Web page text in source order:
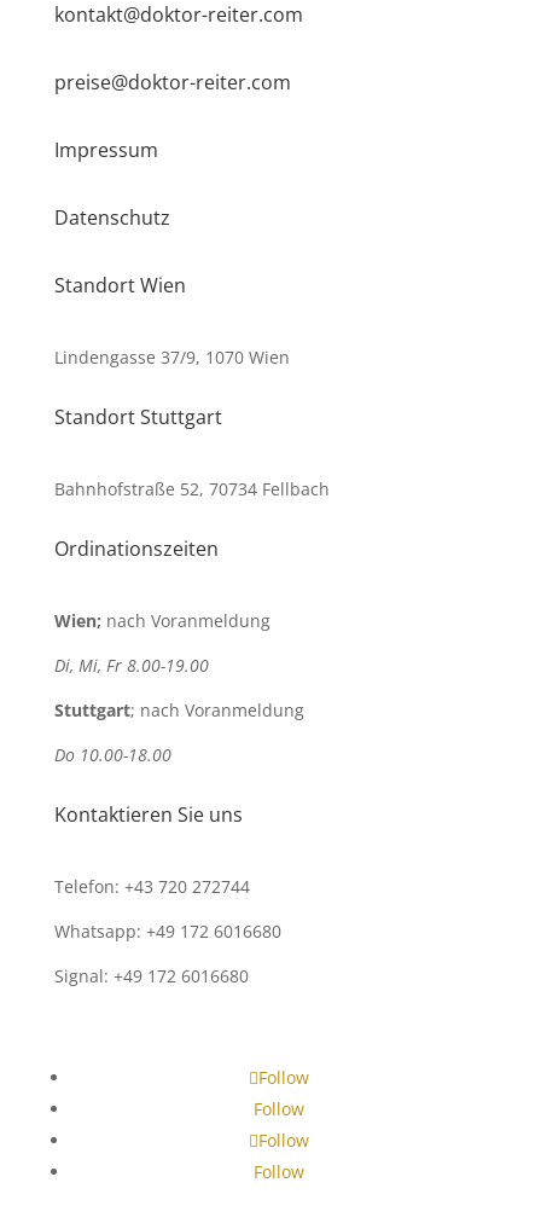
kontakt@doktor-reiter.com
preise@doktor-reiter.com
Impressum
Datenschutz
Standort Wien
Lindengasse 37/9, 1070 Wien
Standort Stuttgart
Bahnhofstraße 52, 70734 Fellbach
Ordinationszeiten
Wien; nach Voranmeldung
Di, Mi, Fr 8.00-19.00
Stuttgart; nach Voranmeldung
Do 10.00-18.00
Kontaktieren Sie uns
Telefon: +43 720 272744
Whatsapp: +49 172 6016680
Signal: +49 172 6016680
Follow
Follow
Follow
Follow